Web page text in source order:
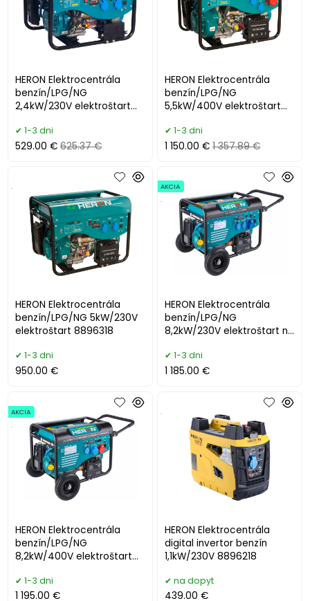
HERON Elektrocentrála
benzín/LPG/NG
2,4kW/230V elektroštart
1-3 dni
529.00 € 625.37 €
HERON Elektrocentrála
benzín/LPG/NG
5,5kW/400V elektroštart
1-3 dni
1 150.00 € 1 357.89 €
HERON Elektrocentrála
benzín/LPG/NG 5kW/230V
elektroštart 8896318
.
1-3 dni
950.00 €
HERON Elektrocentrála
benzín/LPG/NG
8,2kW/230V elektroštart na
AKCIA
.
1-3 dni
1 185.00 €
HERON Elektrocentrála
benzín/LPG/NG
8,2kW/400V elektroštart
AKCIA
.
1-3 dni
1 195.00 €
HERON Elektrocentrála
digital invertor benzín
1,1kW/230V 8896218
.
na dopyt
439.00 €